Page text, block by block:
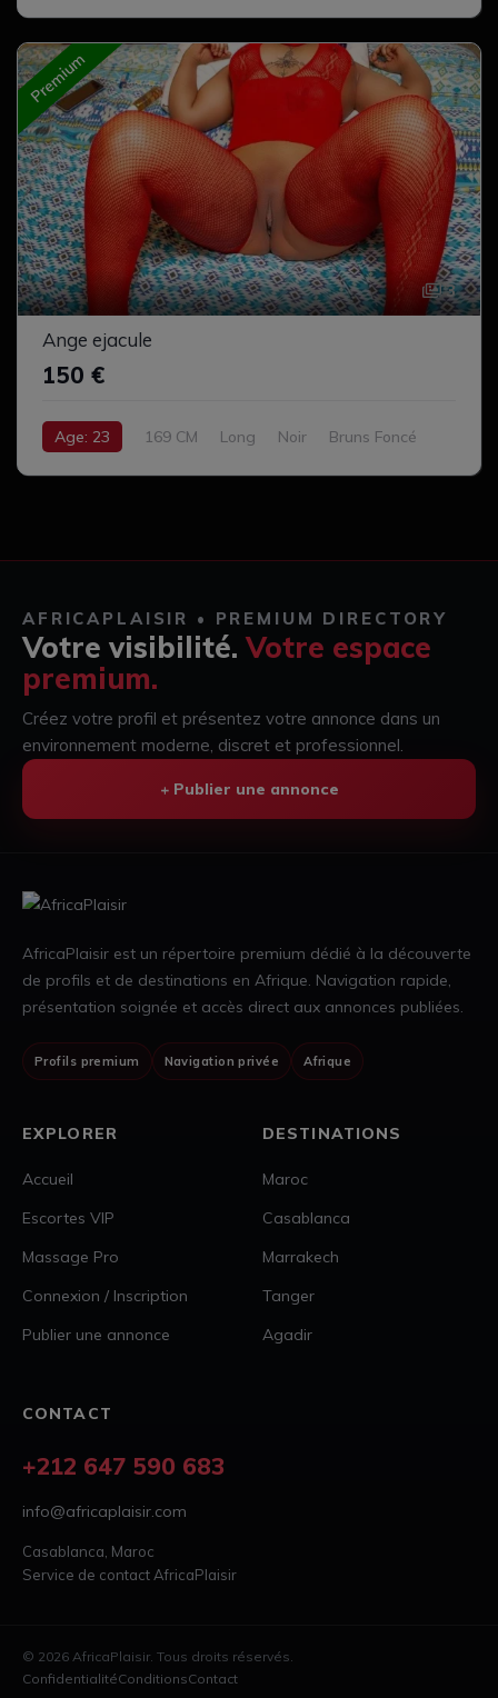
Premium
3
Ange ejacule
150 €
Age: 23 169 CM Long Noir
Bruns Foncé
AFRICAPLAISIR • PREMIUM DIRECTORY
Votre visibilité. Votre espace
premium.
Créez votre profil et présentez votre annonce dans un
environnement moderne, discret et professionnel.
+ Publier une annonce
AfricaPlaisir est un répertoire premium dédié à la découverte
de profils et de destinations en Afrique. Navigation rapide,
présentation soignée et accès direct aux annonces publiées.
Profils premium Navigation privée Afrique
EXPLORER
Accueil
Escortes VIP
Massage Pro
Connexion / Inscription
Publier une annonce
DESTINATIONS
Maroc
Casablanca
Marrakech
Tanger
Agadir
CONTACT
+212 647 590 683
info@africaplaisir.com
Casablanca, Maroc
Service de contact AfricaPlaisir
© 2026 AfricaPlaisir. Tous droits réservés.
ConfidentialitéConditionsContact